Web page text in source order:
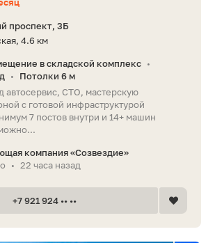
проспект, 3Б
4.6 км
в складской комплекс •
•
Потолки 6 м
СТО, мастерскую
с готовой инфраструктурой
7 постов внутри и 14+ машин
компания «Созвездие»
• 22 часа назад
+7 921 924 •• ••